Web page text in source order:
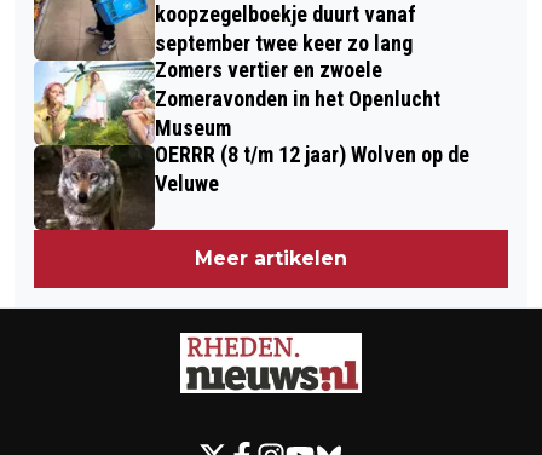
koopzegelboekje duurt vanaf
september twee keer zo lang
Zomers vertier en zwoele
Zomeravonden in het Openlucht
Museum
OERRR (8 t/m 12 jaar) Wolven op de
Veluwe
Meer artikelen